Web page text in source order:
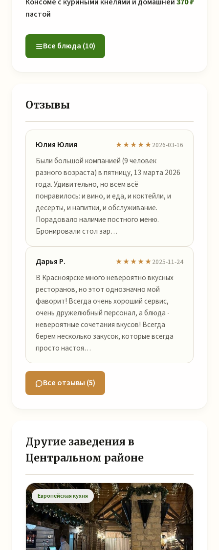
пастой
Все блюда (10)
Отзывы
Юлия Юлия ★★★★★2026-03-16
Были большой компанией (9 человек
разного возраста) в пятницу, 13 марта 2026
года. Удивительно, но всем всё
понравилось: и вино, и еда, и коктейли, и
десерты, и напитки, и обслуживание.
Порадовало наличие постного меню.
Бронировали стол зар…
Дарья Р. ★★★★★2025-11-24
В Красноярске много невероятно вкусных
ресторанов, но этот однозначно мой
фаворит! Всегда очень хороший сервис,
очень дружелюбный персонал, а блюда -
невероятные сочетания вкусов! Всегда
берем несколько закусок, которые всегда
просто настоя…
Все отзывы (5)
Другие заведения в
Центральном районе
Европейская кухня